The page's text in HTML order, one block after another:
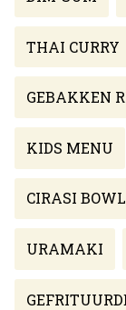
THAI CURRY
GEBAKKEN
KIDS MENU
CIRASI BOWL
URAMAKI